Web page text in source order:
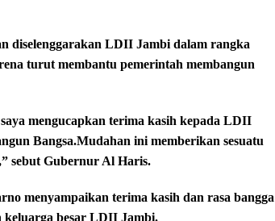
diselenggarakan LDII Jambi dalam rangka
turut membantu pemerintah membangun
mengucapkan terima kasih kepada LDII
Bangsa.Mudahan ini memberikan sesuatu
sebut Gubernur Al Haris.
menyampaikan terima kasih dan rasa bangga
keluarga besar LDII Jambi.